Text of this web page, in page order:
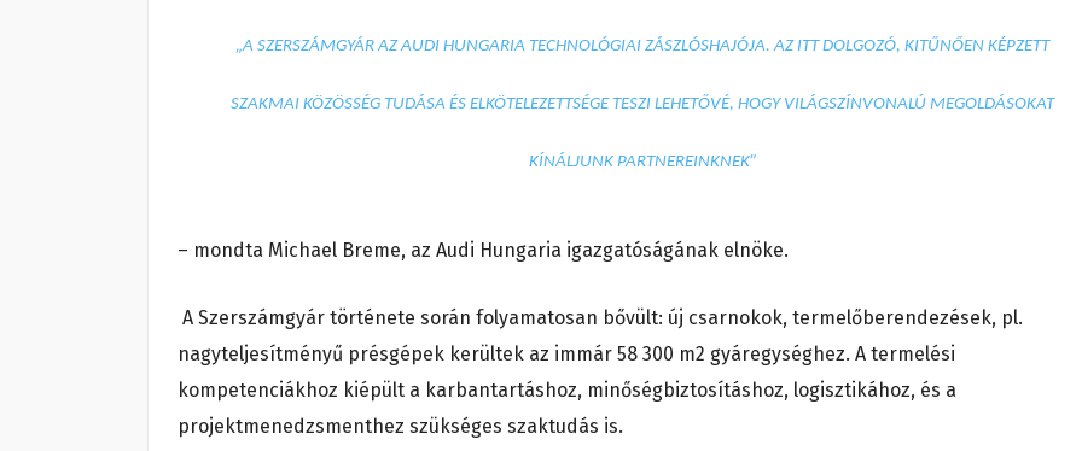
„A SZERSZÁMGYÁR AZ AUDI HUNGARIA TECHNOLÓGIAI ZÁSZLÓSHAJÓJA. AZ ITT DOLGOZÓ, KITŰNŐEN KÉPZETT
SZAKMAI KÖZÖSSÉG TUDÁSA ÉS ELKÖTELEZETTSÉGE TESZI LEHETŐVÉ, HOGY VILÁGSZÍNVONALÚ MEGOLDÁSOKAT
KÍNÁLJUNK PARTNEREINKNEK”
– mondta Michael Breme, az Audi Hungaria igazgatóságának elnöke.
A Szerszámgyár története során folyamatosan bővült: új csarnokok, termelőberendezések, pl.
nagyteljesítményű présgépek kerültek az immár 58 300 m2 gyáregységhez. A termelési
kompetenciákhoz kiépült a karbantartáshoz, minőségbiztosításhoz, logisztikához, és a
projektmenedzsmenthez szükséges szaktudás is.